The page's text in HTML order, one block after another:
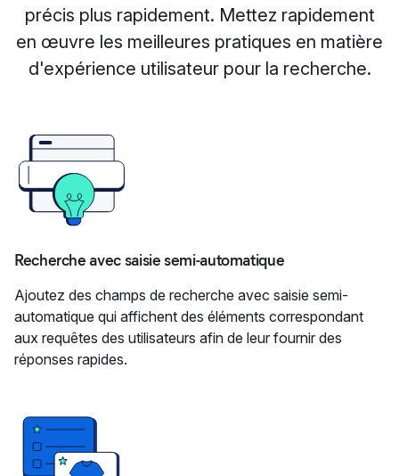
précis plus rapidement. Mettez rapidement
en œuvre les meilleures pratiques en matière
d'expérience utilisateur pour la recherche.
Recherche avec saisie semi-automatique
Ajoutez des champs de recherche avec saisie semi-
automatique qui affichent des éléments correspondant
aux requêtes des utilisateurs afin de leur fournir des
réponses rapides.